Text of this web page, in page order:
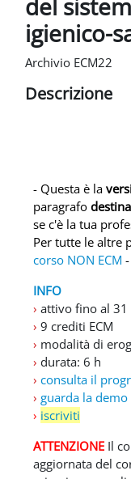
del
igienico-
Archivio ECM22
Descrizione
- Questa è la
paragrafo
se c'è la tua
Per tutte le altre
corso NON ECM -
INFO
› attivo fino al
› 9 crediti ECM
› modalità di
› durata: 6 h
› consulta il
› guarda la demo
› iscriviti
ATTENZIONE Il
aggiornata del